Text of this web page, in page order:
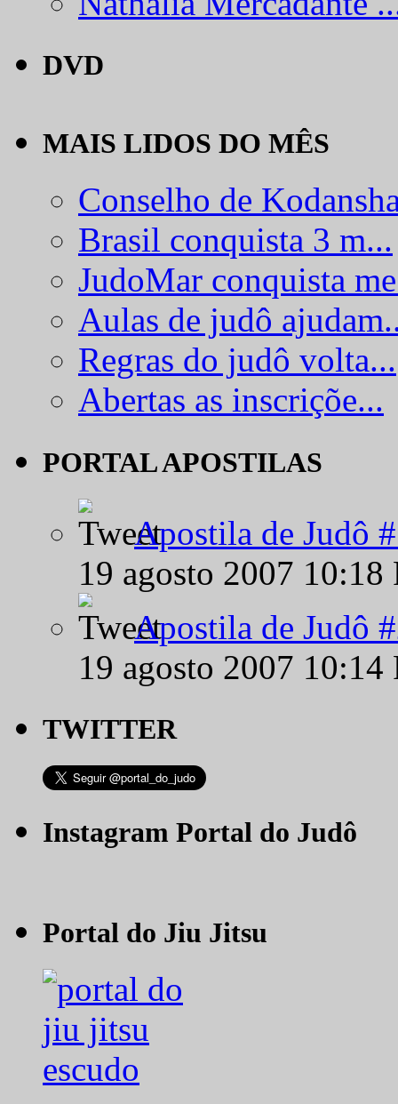
DVD
MAIS LIDOS DO MÊS
Conselho de
Brasil conquista 3 m...
JudoMar conquista
Aulas de judô
Regras do judô volta...
Abertas as inscriçõe...
PORTAL APOSTILAS
Apostila de Judô
19 agosto 2007
Apostila de Judô
19 agosto 2007
TWITTER
Instagram Portal do Judô
Portal do Jiu Jitsu